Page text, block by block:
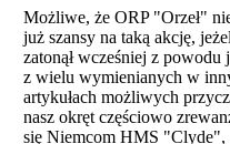
Możliwe, że ORP "Orzeł"
już szansy na taką akcję,
zatonął wcześniej z powodu
z wielu wymienianych w
artykułach możliwych
nasz okręt częściowo
się Niemcom HMS "Clyde",